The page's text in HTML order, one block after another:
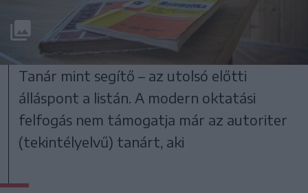
Tanár mint segítő – az utolsó előtti
álláspont a listán. A modern oktatási
felfogás nem támogatja már az autoriter
(tekintélyelvű) tanárt, aki